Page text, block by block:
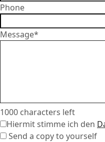
Phone
Message*
1000 characters left
Hiermit stimme ich den
Send a copy to yourself